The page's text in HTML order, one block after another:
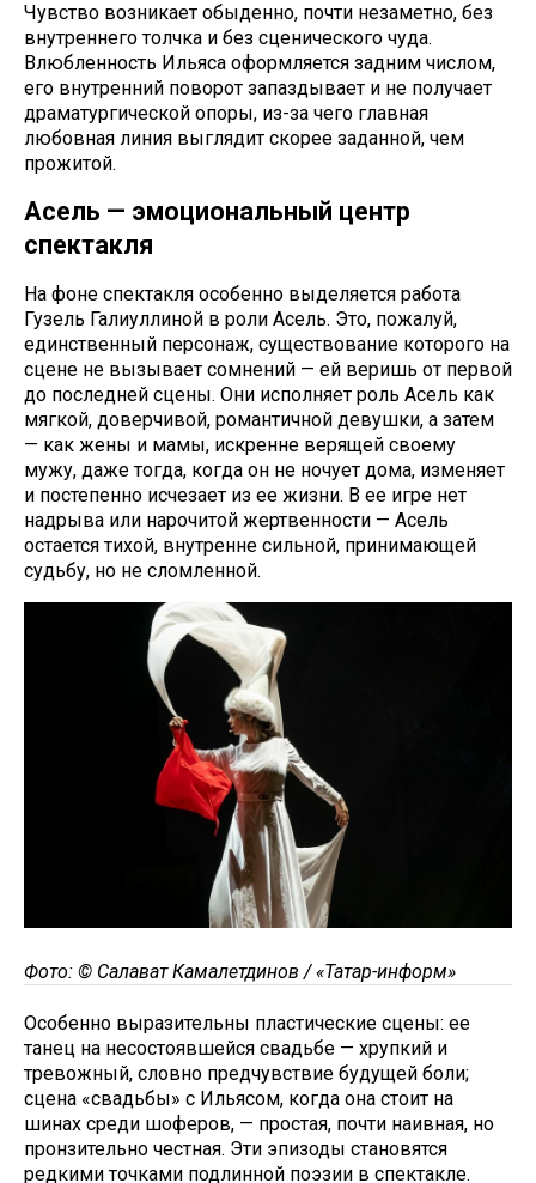
Чувство возникает обыденно, почти незаметно, без
внутреннего толчка и без сценического чуда.
Влюбленность Ильяса оформляется задним числом,
его внутренний поворот запаздывает и не получает
драматургической опоры, из-за чего главная
любовная линия выглядит скорее заданной, чем
прожитой.
Асель — эмоциональный центр
спектакля
На фоне спектакля особенно выделяется работа
Гузель Галиуллиной в роли Асель. Это, пожалуй,
единственный персонаж, существование которого на
сцене не вызывает сомнений — ей веришь от первой
до последней сцены. Они исполняет роль Асель как
мягкой, доверчивой, романтичной девушки, а затем
— как жены и мамы, искренне верящей своему
мужу, даже тогда, когда он не ночует дома, изменяет
и постепенно исчезает из ее жизни. В ее игре нет
надрыва или нарочитой жертвенности — Асель
остается тихой, внутренне сильной, принимающей
судьбу, но не сломленной.
Фото: © Салават Камалетдинов / «Татар-информ»
Особенно выразительны пластические сцены: ее
танец на несостоявшейся свадьбе — хрупкий и
тревожный, словно предчувствие будущей боли;
сцена «свадьбы» с Ильясом, когда она стоит на
шинах среди шоферов, — простая, почти наивная, но
пронзительно честная. Эти эпизоды становятся
редкими точками подлинной поэзии в спектакле.